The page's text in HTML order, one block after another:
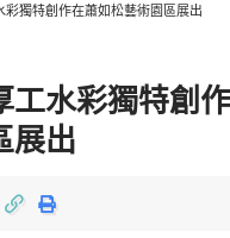
彩獨特創作在蕭如松藝術園區展出
工水彩獨特創
展出